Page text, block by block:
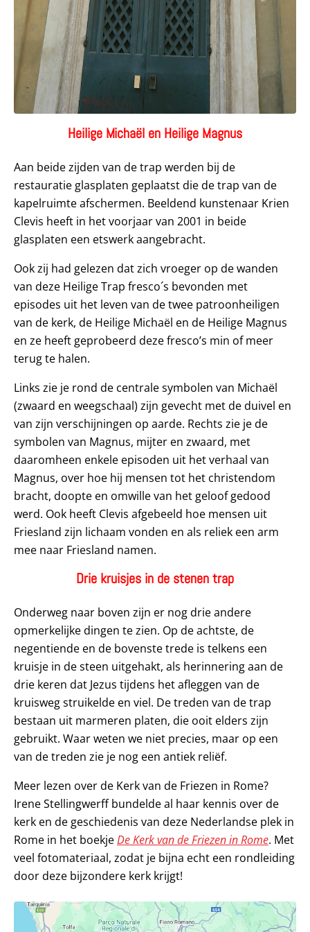
Heilige Michaël en Heilige Magnus
Aan beide zijden van de trap werden bij de
restauratie glasplaten geplaatst die de trap van de
kapelruimte afschermen. Beeldend kunstenaar Krien
Clevis heeft in het voorjaar van 2001 in beide
glasplaten een etswerk aangebracht.
Ook zij had gelezen dat zich vroeger op de wanden
van deze Heilige Trap fresco´s bevonden met
episodes uit het leven van de twee patroonheiligen
van de kerk, de Heilige Michaël en de Heilige Magnus
en ze heeft geprobeerd deze fresco’s min of meer
terug te halen.
Links zie je rond de centrale symbolen van Michaël
(zwaard en weegschaal) zijn gevecht met de duivel en
van zijn verschijningen op aarde. Rechts zie je de
symbolen van Magnus, mijter en zwaard, met
daaromheen enkele episoden uit het verhaal van
Magnus, over hoe hij mensen tot het christendom
bracht, doopte en omwille van het geloof gedood
werd. Ook heeft Clevis afgebeeld hoe mensen uit
Friesland zijn lichaam vonden en als reliek een arm
mee naar Friesland namen.
Drie kruisjes in de stenen trap
Onderweg naar boven zijn er nog drie andere
opmerkelijke dingen te zien. Op de achtste, de
negentiende en de bovenste trede is telkens een
kruisje in de steen uitgehakt, als herinnering aan de
drie keren dat Jezus tijdens het afleggen van de
kruisweg struikelde en viel. De treden van de trap
bestaan uit marmeren platen, die ooit elders zijn
gebruikt. Waar weten we niet precies, maar op een
van de treden zie je nog een antiek reliëf.
Meer lezen over de Kerk van de Friezen in Rome?
Irene Stellingwerff bundelde al haar kennis over de
kerk en de geschiedenis van deze Nederlandse plek in
Rome in het boekjeDe Kerk van de Friezen in Rome. Met
veel fotomateriaal, zodat je bijna echt een rondleiding
door deze bijzondere kerk krijgt!